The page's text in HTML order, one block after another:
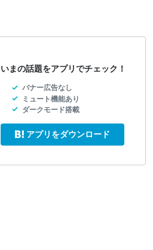
いまの話題をアプリでチェック！
バナー広告なし
ミュート機能あり
ダークモード搭載
アプリをダウンロード